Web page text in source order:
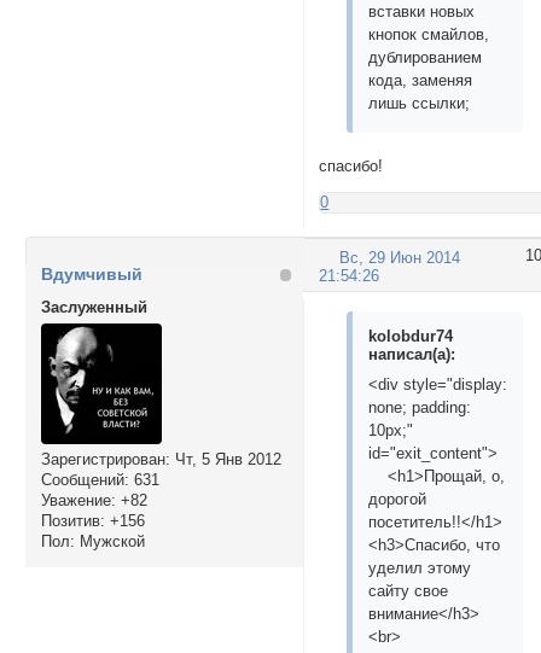
вставки новых
кнопок смайлов,
дублированием
кода, заменяя
лишь ссылки;
спасибо!
0
10
Вс, 29 Июн 2014
21:54:26
Вдумчивый
Заслуженный
Зарегистрирован: Чт, 5 Янв 2012
Сообщений: 631
Уважение: +82
Позитив: +156
Пол: Мужской
kolobdur74
написал(а):
<div style="display:
none; padding:
10px;"
id="exit_content">
<h1>Прощай, о,
дорогой
посетитель!!</h1>
<h3>Спасибо, что
уделил этому
сайту свое
внимание</h3>
<br>